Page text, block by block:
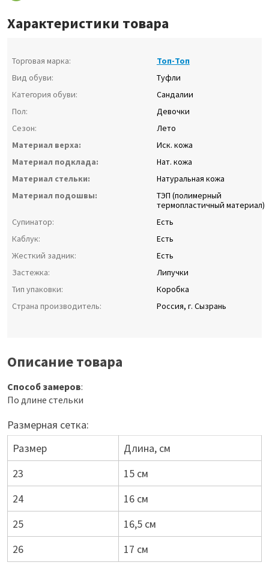
Характеристики товара
Торговая марка:
Топ-Топ
Вид обуви:
Туфли
Категория обуви:
Сандалии
Пол:
Девочки
Сезон:
Лето
Материал верха:
Иск. кожа
Материал подклада:
Нат. кожа
Материал стельки:
Натуральная кожа
Материал подошвы:
ТЭП (полимерный
термопластичный материал)
Супинатор:
Есть
Каблук:
Есть
Жесткий задник:
Есть
Застежка:
Липучки
Тип упаковки:
Коробка
Страна производитель:
Россия, г. Сызрань
Описание товара
Способ замеров:
По длине стельки
Размерная сетка:
Размер
Длина, см
23
15 см
24
16 см
25
16,5 см
26
17 см